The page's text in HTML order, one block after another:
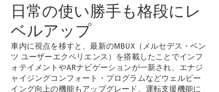
All Coupé
CLE Coupé
Mercedes-
AMG GT
日常の使い勝手も格段にレ
ベルアップ
車内に視点を移すと、最新のMBUX（メルセデス・ベン
ツ ユーザーエクペリエンス）を搭載したことでインフ
ォテイメントやARナビゲーションが一新され、エナジ
ャイジングコンフォート・プログラムなどウェルビー
イング向上の機能もアップグレード。運転支援機能に